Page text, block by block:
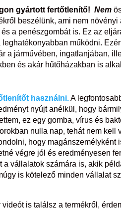
gyártott fertőtlenítő! Nem
beszélünk, ami nem növényi
a penészgombát is. Ez az
működni.
a járművében, ingatlanjában,
és akár hűtőházakban is
használni.A
nyújt anélkül, hogy
ez egy gomba, vírus és
nulla nap, tehát nem kell
hogy magánszemélyként
végre jól és eredményesen
vállalatok számára is, akik
is kötelező minden vállalat
is találsz a termékről,